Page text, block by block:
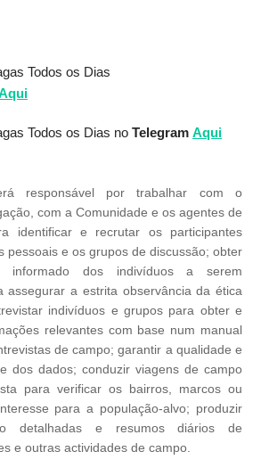
Todos os Dias
Todos os Dias no Telegram Aqui
responsável por trabalhar com o
com a Comunidade e os agentes de
identificar e recrutar os participantes
pessoais e os grupos de discussão; obter
informado dos indivíduos a serem
assegurar a estrita observância da ética
indivíduos e grupos para obter e
relevantes com base num manual
de campo; garantir a qualidade e
dos dados; conduzir viagens de campo
para verificar os bairros, marcos ou
para a população-alvo; produzir
detalhadas e resumos diários de
e outras actividades de campo.